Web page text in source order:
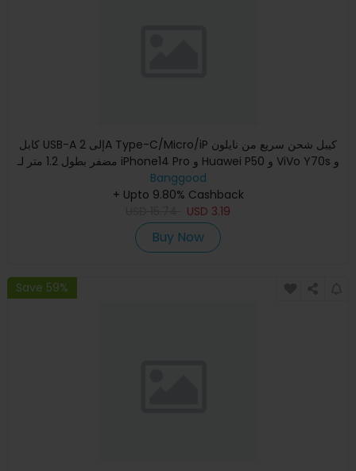
كابل USB-A إلى 2A Type-C/Micro/iP كيبل شحن سريع من نايلون
مضفر بطول 1.2 متر لـ iPhone14 Pro و Huawei P50 و ViVo Y70s و
X
Banggood
+ Upto 9.80% Cashback
USD 3.19
Buy Now
Save 59%